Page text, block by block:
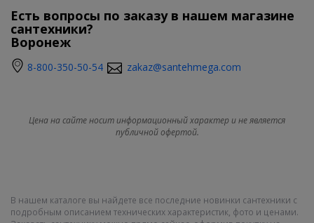
Есть вопросы по заказу в нашем магазине
сантехники?
Воронеж
8-800-350-50-54 zakaz@santehmega.com
Цена на сайте носит информационный характер и не является
публичной офертой.
В нашем каталоге вы найдете все последние новинки сантехники с
подробным описанием технических характеристик, фото и ценами.